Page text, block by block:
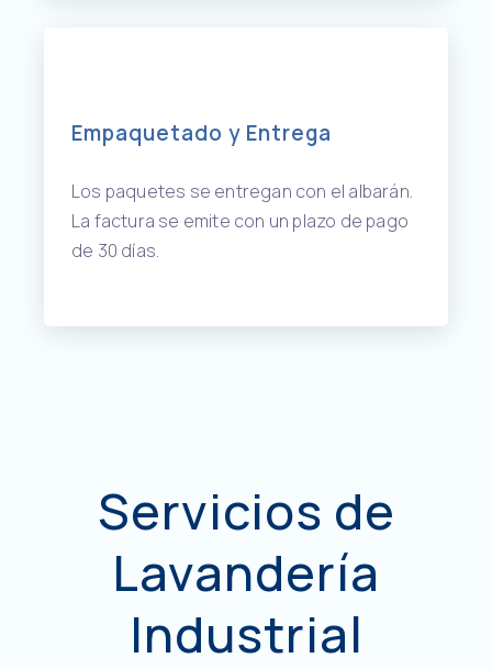
Empaquetado y Entrega
Los paquetes se entregan con el albarán.
La factura se emite con un plazo de pago
de 30 días.
Servicios de
Lavandería
Industrial